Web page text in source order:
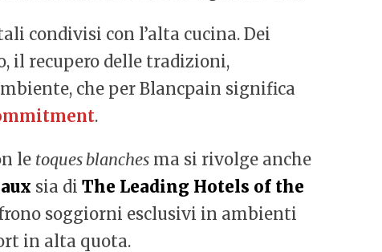
condivisi con l’alta cucina. Dei
il recupero delle tradizioni,
che per Blancpain significa
.
le toques blanches ma si rivolge anche
sia di The Leading Hotels of the
soggiorni esclusivi in ambienti
in alta quota.